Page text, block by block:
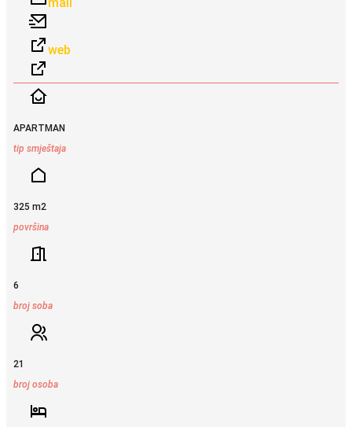
mail
web
APARTMAN
tip smještaja
325 m2
površina
6
broj soba
21
broj osoba